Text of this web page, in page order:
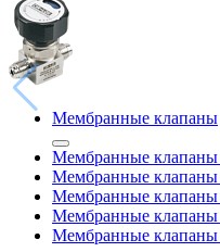
Мембранные клапаны
Мембранные
Мембранные
Мембранные
Мембранные
Мембранные